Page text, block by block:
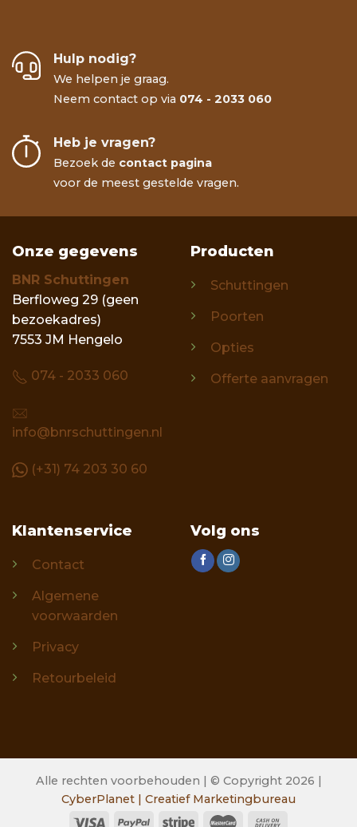
Hulp nodig?
We helpen je graag.
Neem contact op via 074 - 2033 060
Heb je vragen?
Bezoek de contact pagina
voor de meest gestelde vragen.
Onze gegevens
BNR Schuttingen
Berfloweg 29 (geen
bezoekadres)
7553 JM Hengelo
074 - 2033 060
info@bnrschuttingen.nl
(+31) 74 203 30 60
Producten
Schuttingen
Poorten
Opties
Offerte aanvragen
Klantenservice
Contact
Algemene
voorwaarden
Privacy
Retourbeleid
Volg ons
Alle rechten voorbehouden | © Copyright 2026 |
CyberPlanet | Creatief Marketingbureau